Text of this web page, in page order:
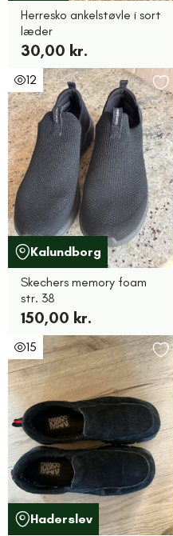
Herresko ankelstøvle i sort
læder
30,00 kr.
12
Kalundborg
Skechers memory foam
str. 38
150,00 kr.
15
Haderslev